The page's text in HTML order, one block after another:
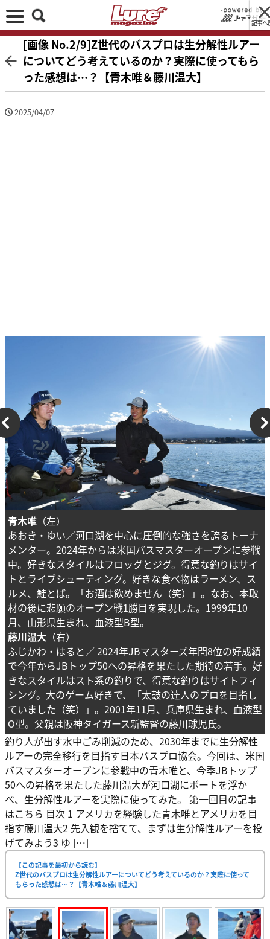
記事へ
[画像 No.2/9]Z世代のバスプロは生分解性ルアー
についてどう考えているのか？実際に使ってもら
った感想は…？【青木唯＆藤川温大】
2025/04/07
青木唯 （左）
あおき・ゆい／河口湖を中心に圧倒的な強さを誇るトーナ
メンター。2024年からは米国バスマスターオープンに参戦
中。好きなスタイルはフロッグとジグ。得意な釣りはサイ
トとライブシューティング。好きな食べ物はラーメン、ス
ルメ、鮭とば。「お酒は飲めません（笑）」。なお、本取
材の後に悲願のオープン戦1勝目を実現した。1999年10
月、山形県生まれ、血液型B型。
藤川温大 （右）
ふじかわ・はると／ 2024年JBマスターズ年間8位の好成績
で今年からJBトップ50への昇格を果たした期待の若手。好
きなスタイルはスト系の釣りで、得意な釣りはサイトフィ
シング。大のゲーム好きで、「太鼓の達人のプロを目指し
ていました（笑）」。2001年11月、兵庫県生まれ、血液型
O型。父親は阪神タイガース新監督の藤川球児氏。
釣り人が出す水中ごみ削減のため、2030年までに生分解性
ルアーの完全移行を目指す日本バスプロ協会。今回は、米国
バスマスターオープンに参戦中の青木唯と、今季JBトップ
50への昇格を果たした藤川温大が河口湖にボートを浮か
べ、生分解性ルアーを実際に使ってみた。 第一回目の記事
はこちら 目次 1 アメリカを経験した青木唯とアメリカを目
指す藤川温大2 先入観を捨てて、まずは生分解性ルアーを投
げてみよう3 ゆ […]
【この記事を最初から読む】
Z世代のバスプロは生分解性ルアーについてどう考えているのか？実際に使って
もらった感想は…？【青木唯＆藤川温大】